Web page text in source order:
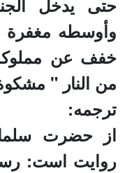
حتى يدخل
وأوسطه مغفرة
خفف عن مملوكه
من النار "
ترجمه:
از حضرت
روایت است: